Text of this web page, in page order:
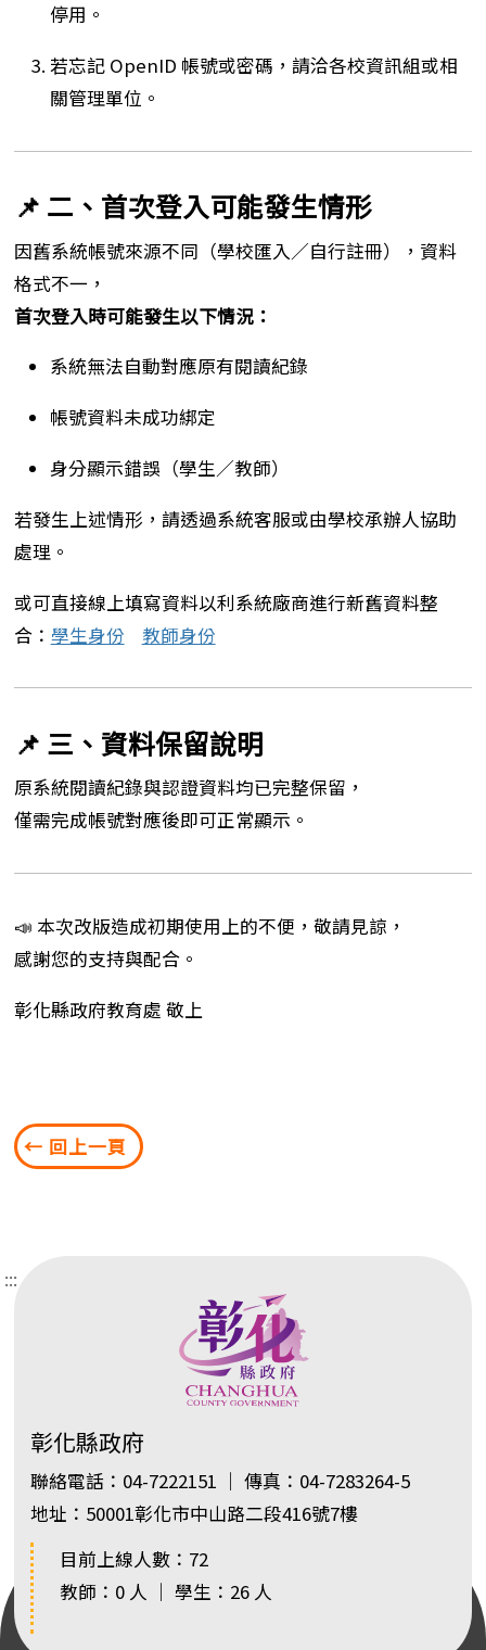
停用。
若忘記 OpenID 帳號或密碼，請洽各校資訊組或相
關管理單位。
📌 二、首次登入可能發生情形
因舊系統帳號來源不同（學校匯入／自行註冊），資料
格式不一，
首次登入時可能發生以下情況：
系統無法自動對應原有閱讀紀錄
帳號資料未成功綁定
身分顯示錯誤（學生／教師）
若發生上述情形，請透過系統客服或由學校承辦人協助
處理。
或可直接線上填寫資料以利系統廠商進行新舊資料整
合： 學生身份 教師身份
📌 三、資料保留說明
原系統閱讀紀錄與認證資料均已完整保留，
僅需完成帳號對應後即可正常顯示。
📣 本次改版造成初期使用上的不便，敬請見諒，
感謝您的支持與配合。
彰化縣政府教育處 敬上
← 回上一頁
:::
彰化縣政府
聯絡電話：04-7222151 ｜ 傳真：04-7283264-5
地址：50001彰化市中山路二段416號7樓
目前上線人數：72
教師：0 人 ｜ 學生：26 人